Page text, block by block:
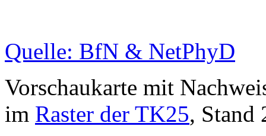
Quelle: BfN & NetPhyD
Vorschaukarte mit
im Raster der TK25, Stand